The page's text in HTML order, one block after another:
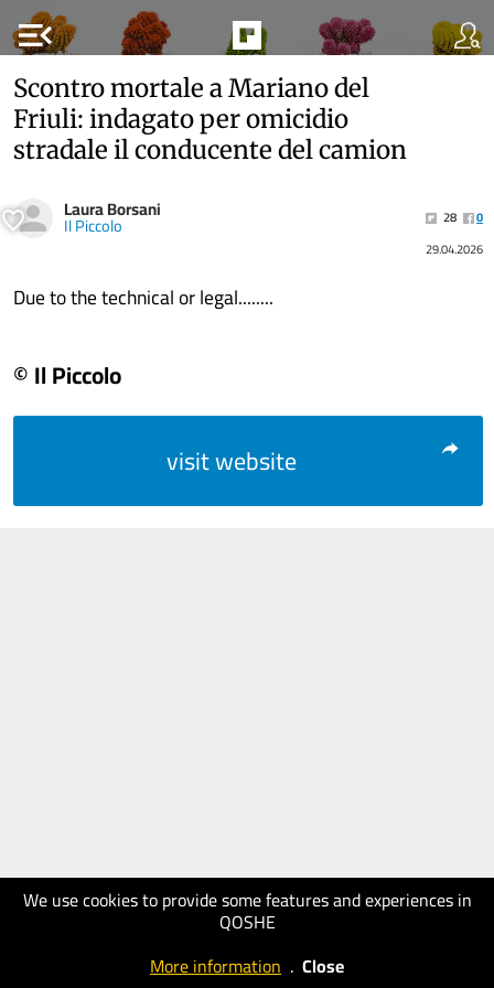
menu_open
We use cookies to provide some features and experiences in
QOSHE
More information . Close
Scontro mortale a Mariano del
Friuli: indagato per omicidio
stradale il conducente del camion
Laura Borsani
Il Piccolo 28
0
29.04.2026
Due to the technical or legal........
© Il Piccolo
visit website